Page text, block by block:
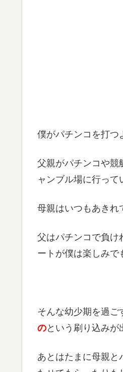
僕がパチンコを打つ
父親がパチンコや競
ャンブル場に行って
母親はいつもあきれ
父はパチンコで負け
ートが僕は楽しみで
そんな幼少期を過ご
のという刷り込みが
あとはたまに母親と